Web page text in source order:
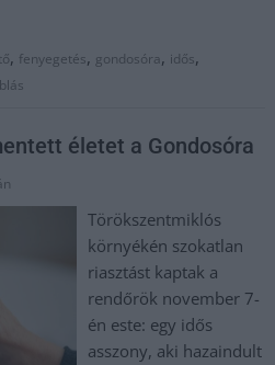
, fenyegetés, gondosóra, idős,
életet a Gondosóra
Törökszentmiklós
környékén szokatlan
riasztást kaptak a
rendőrök november 7-
én este: egy idős
asszony, aki hazaindult